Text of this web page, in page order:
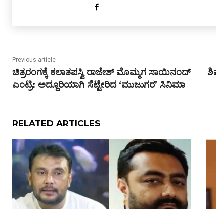
Previous article
ಚಿತ್ರರಂಗಕ್ಕೆ ಕಲಾತಪಸ್ವಿ ರಾಜೇಶ್ ಮೊಮ್ಮಗ ಸಾಯಿನಂದ್
ಎಂಟ್ರಿ: ಅದ್ದೂರಿಯಾಗಿ ಸೆಟ್ಟೇರಿದ ‘ಮುಜುಗರ’ ಸಿನಿಮಾ
RELATED ARTICLES